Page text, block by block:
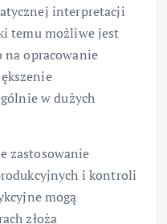
interpretacji
temu możliwe jest
na opracowanie
w dużych
zastosowanie
i kontroli
mogą
złoża